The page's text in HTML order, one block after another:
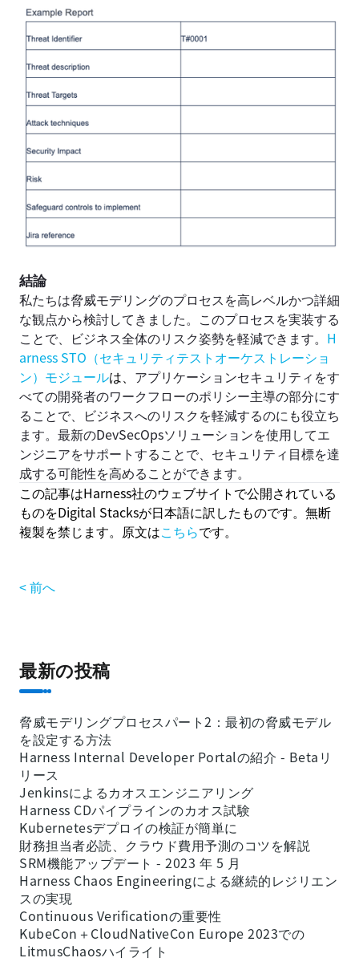
結論
私たちは脅威モデリングのプロセスを高レベルかつ詳細
な観点から検討してきました。このプロセスを実装する
ことで、ビジネス全体のリスク姿勢を軽減できます。 H
arness STO （セキュリティテストオーケストレーショ
ン） モジュールは、 アプリケーションセキュリティをす
べての開発者のワークフローのポリシー主導の部分にす
ることで、ビジネスへのリスクを軽減するのにも役立ち
ます。最新のDevSecOpsソリューションを使用してエ
ンジニアをサポートすることで、セキュリティ目標を達
成する可能性を高めることができます。
この記事はHarness社のウェブサイトで公開されている
ものをDigital Stacksが日本語に訳したものです。無断
複製を禁じます。原文はこちらです。
< 前へ
最新の投稿
脅威モデリングプロセスパート2：最初の脅威モデル
を設定する方法
Harness Internal Developer Portalの紹介 - Betaリ
リース
Jenkinsによるカオスエンジニアリング
Harness CDパイプラインのカオス試験
Kubernetesデプロイの検証が簡単に
財務担当者必読、クラウド費用予測のコツを解説
SRM機能アップデート - 2023 年 5 月
Harness Chaos Engineeringによる継続的レジリエン
スの実現
Continuous Verificationの重要性
KubeCon＋CloudNativeCon Europe 2023での
LitmusChaosハイライト